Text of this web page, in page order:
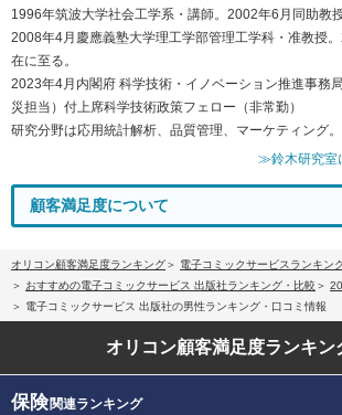
1996年筑波大学社会工学系・講師。2002年6月同助教授
2008年4月慶應義塾大学理工学部管理工学科・准教授
在に至る。
2023年4月内閣府 科学技術・イノベーション推進事務
災担当）付上席科学技術政策フェロー（非常勤）
研究分野は応用統計解析、品質管理、マーケティング。
≫鈴木研究室
顧客満足度について
オリコン顧客満足度ランキング
電子コミックサービスランキン
おすすめの電子コミックサービス 出版社ランキング・比較
電子コミックサービス 出版社の男性ランキング・口コミ情報
オリコン顧客満足度ランキン
保険関連ランキング